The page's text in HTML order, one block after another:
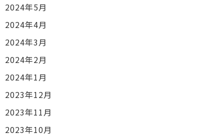
2024年5月
2024年4月
2024年3月
2024年2月
2024年1月
2023年12月
2023年11月
2023年10月